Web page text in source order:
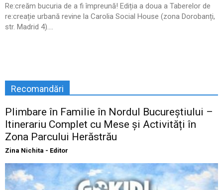
Re:creăm bucuria de a fi împreună! Ediția a doua a Taberelor de
re:creație urbană revine la Carolia Social House (zona Dorobanți,
str. Madrid 4)....
Recomandări
Plimbare în Familie în Nordul Bucureștiului –
Itinerariu Complet cu Mese și Activități în
Zona Parcului Herăstrău
Zina Nichita - Editor